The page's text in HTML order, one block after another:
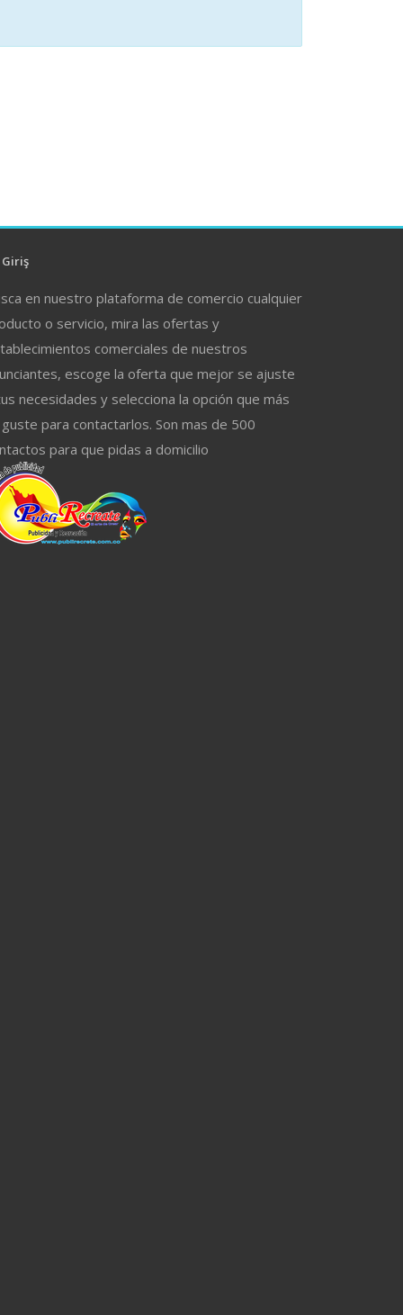
en nuestro plataforma de comercio cualquier
o servicio, mira las ofertas y
comerciales de nuestros
escoge la oferta que mejor se ajuste
necesidades y selecciona la opción que más
para contactarlos. Son mas de 500
para que pidas a domicilio